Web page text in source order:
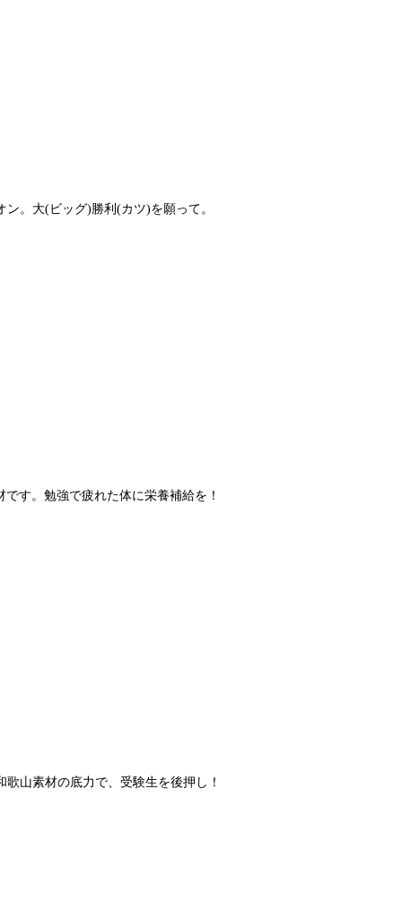
。大(ビッグ)勝利(カツ)を願って。
す。勉強で疲れた体に栄養補給を！
山素材の底力で、受験生を後押し！